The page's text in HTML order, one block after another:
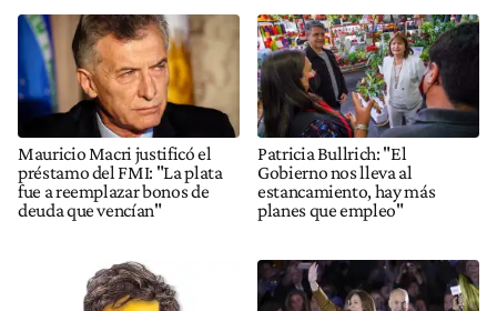
Mauricio Macri justificó el
préstamo del FMI: "La plata
fue a reemplazar bonos de
deuda que vencían"
Patricia Bullrich: "El
Gobierno nos lleva al
estancamiento, hay más
planes que empleo"